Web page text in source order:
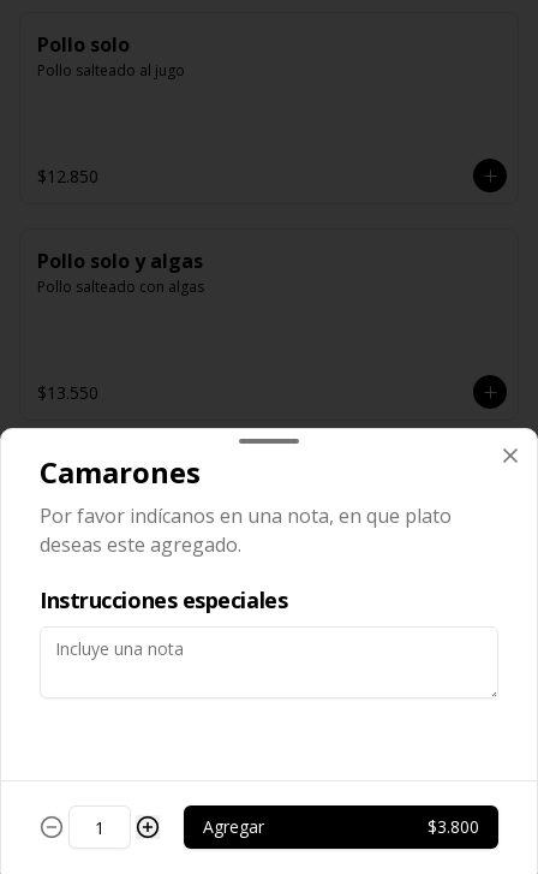
Pollo solo
Pollo salteado al jugo
$12.850
Pollo solo y algas
Pollo salteado con algas
$13.550
Pollo solo y champiñón
$13.650
Pollo tausí
$12.250
Camarones
Por favor indícanos en una nota, en que plato
deseas este agregado.
Instrucciones especiales
Agregar $3.800